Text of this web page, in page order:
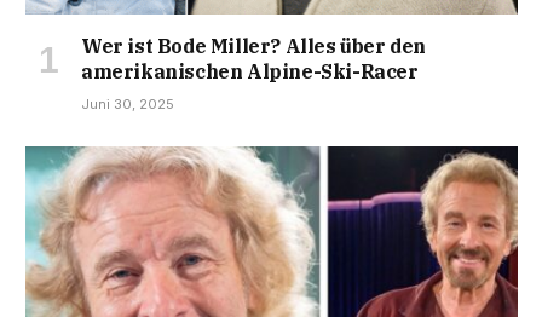
Wer ist Bode Miller? Alles über den
amerikanischen Alpine-Ski-Racer
Juni 30, 2025